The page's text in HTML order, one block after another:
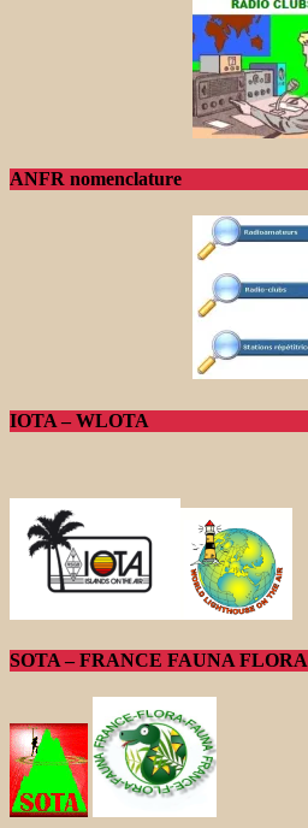
ANFR nomenclature
IOTA – WLOTA
SOTA – FRANCE FAUNA FLORA